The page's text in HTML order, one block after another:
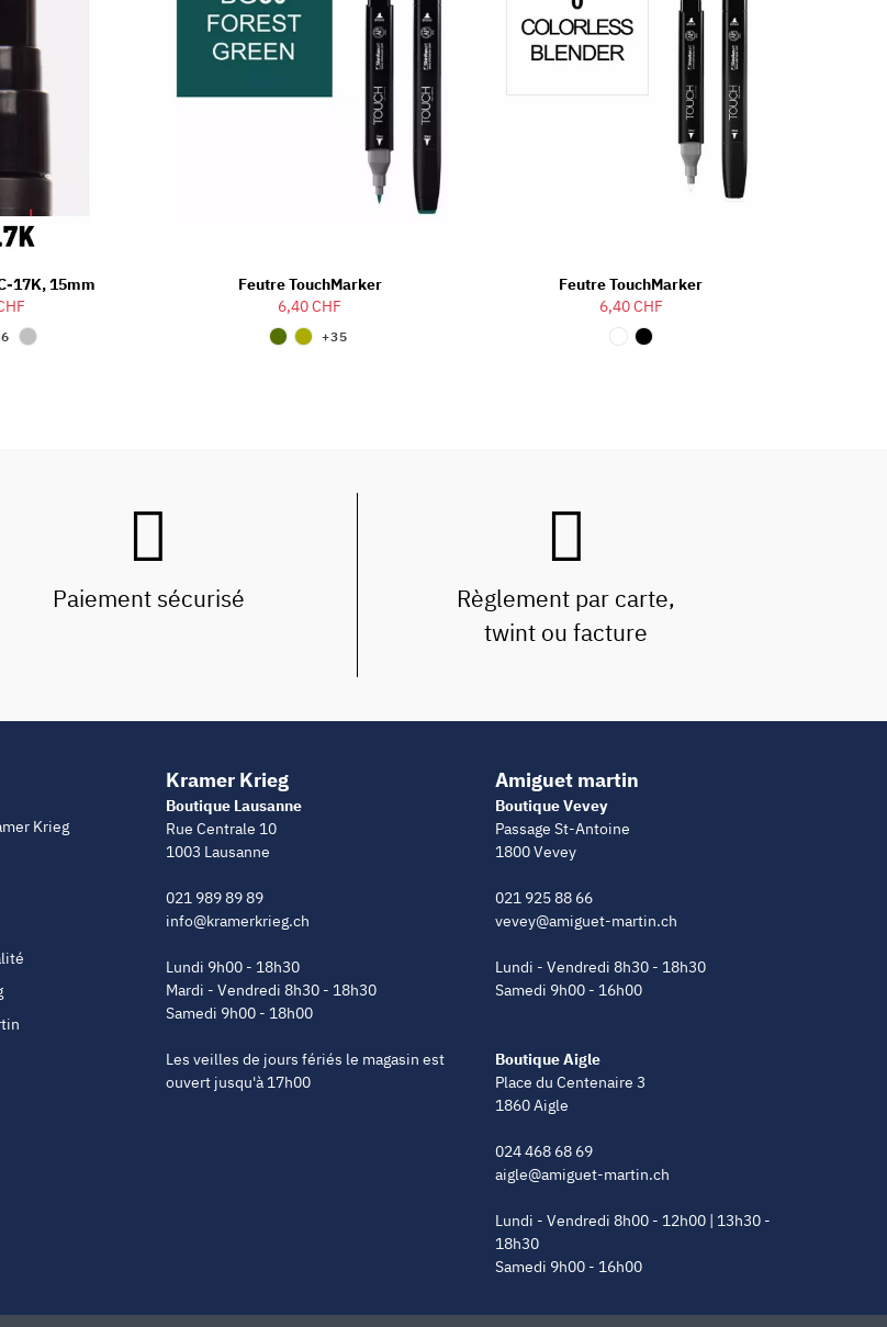
17K, 15mm
Feutre TouchMarker
6,40 CHF
+35
Feutre TouchMarker
6,40 CHF
Paiement sécurisé
Règlement par carte,
twint ou facture
Krieg
Kramer Krieg
Boutique Lausanne
Rue Centrale 10
1003 Lausanne
021 989 89 89
info@kramerkrieg.ch
Lundi 9h00 - 18h30
Mardi - Vendredi 8h30 - 18h30
Samedi 9h00 - 18h00
Les veilles de jours fériés le magasin est
ouvert jusqu'à 17h00
Amiguet martin
Boutique Vevey
Passage St-Antoine
1800 Vevey
021 925 88 66
vevey@amiguet-martin.ch
Lundi - Vendredi 8h30 - 18h30
Samedi 9h00 - 16h00
Boutique Aigle
Place du Centenaire 3
1860 Aigle
024 468 68 69
aigle@amiguet-martin.ch
Lundi - Vendredi 8h00 - 12h00 | 13h30 -
18h30
Samedi 9h00 - 16h00